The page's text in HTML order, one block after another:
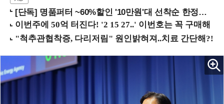
[단독] 명품퍼터 ~60%할인 '10만원'대 선착순 한정판매!